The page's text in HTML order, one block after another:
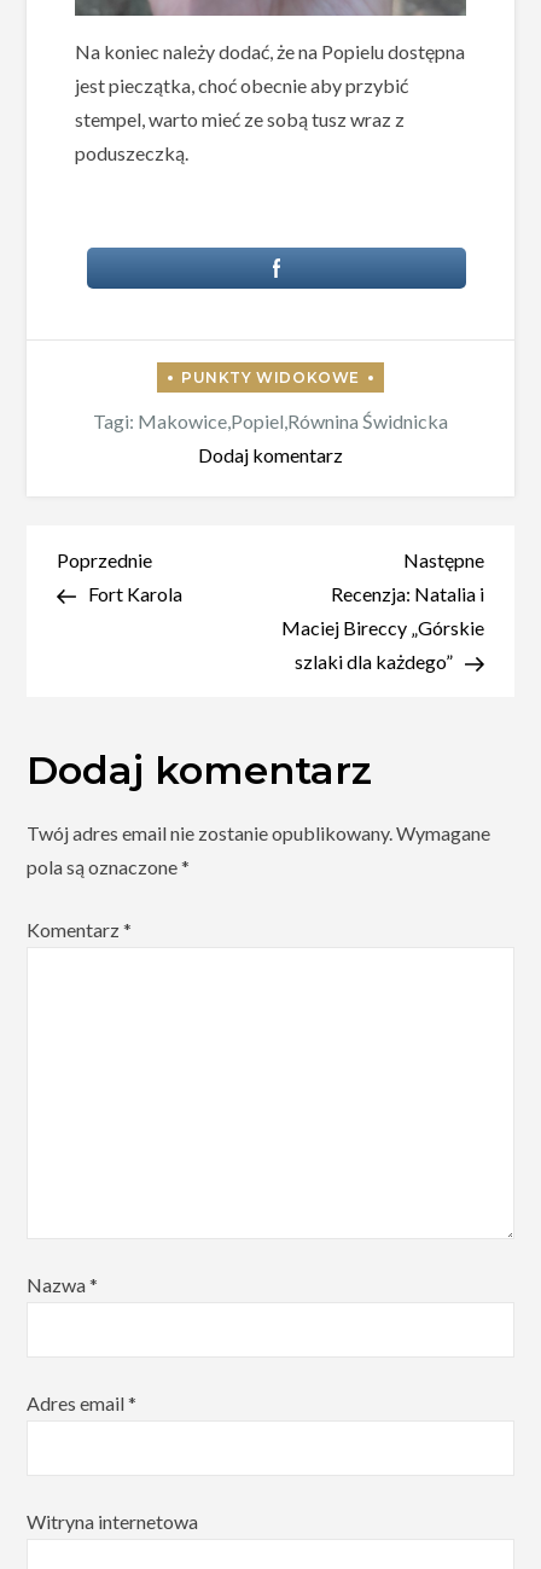
Na koniec należy dodać, że na Popielu dostępna
jest pieczątka, choć obecnie aby przybić
stempel, warto mieć ze sobą tusz wraz z
poduszeczką.
Tagi: Makowice Popiel Równina Świdnicka
Dodaj komentarzdo
Nawigacja
wpisu
Poprzedni
wpis
Poprzednie
Fort Karola
wpis
Następne
Recenzja: Natalia i
Maciej Bireccy „Górskie
szlaki dla każdego”
Dodaj komentarz
Twój adres email nie zostanie opublikowany. Wymagane
pola są oznaczone*
Komentarz*
Nazwa*
Adres email*
Witryna internetowa